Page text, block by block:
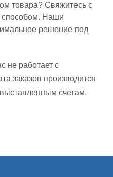
товара? Свяжитесь с
Наши
решение под
работает с
заказов производится
счетам.